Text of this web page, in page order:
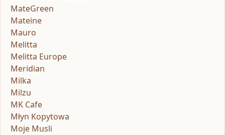
MateGreen
Mateine
Mauro
Melitta
Melitta Europe
Meridian
Milka
Milzu
MK Cafe
Młyn Kopytowa
Moje Musli